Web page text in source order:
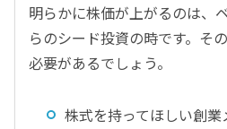
明らかに株価が上がるのは、
らのシード投資の時です。そ
必要があるでしょう。
株式を持ってほしい創